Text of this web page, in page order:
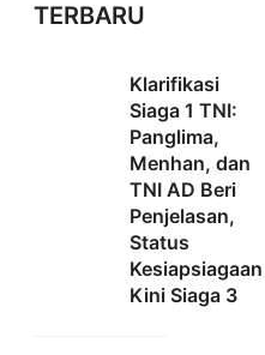
TERBARU
Klarifikasi
Siaga 1 TNI:
Panglima,
Menhan, dan
TNI AD Beri
Penjelasan,
Status
Kesiapsiagaan
Kini Siaga 3